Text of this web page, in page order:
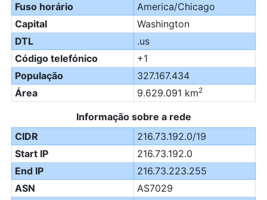
Fuso horário
America/Chicago
Capital
Washington
DTL
.us
Código telefónico
+1
População
327.167.434
Área
9.629.091 km2
Informação sobre a rede
CIDR
216.73.192.0/19
Start IP
216.73.192.0
End IP
216.73.223.255
ASN
AS7029